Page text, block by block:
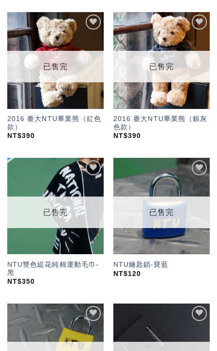
望輕
已售完
2016 臺大NTU畢業熊（紅色
款）
NT$390
「願
望輕
已售完
2016 臺大NTU畢業熊（銀灰
色款）
NT$390
望輕
已售完
NTU雙色緹花純棉運動毛巾-
黑
NT$350
望輕
已售完
NTU鑰匙鎖-寶藍
NT$120
加入
「願
望輕
望輕